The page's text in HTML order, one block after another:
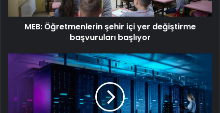
başlıyor
MEB: Öğretmenlerin şehir içi yer değiştirme
başvuruları başlıyor
Datahost
Güvenilir
Hizmetleri